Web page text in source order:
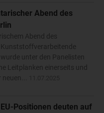
Abend des
Abend des
unter den Panelisten
Leitplanken einerseits und
Positionen deuten auf